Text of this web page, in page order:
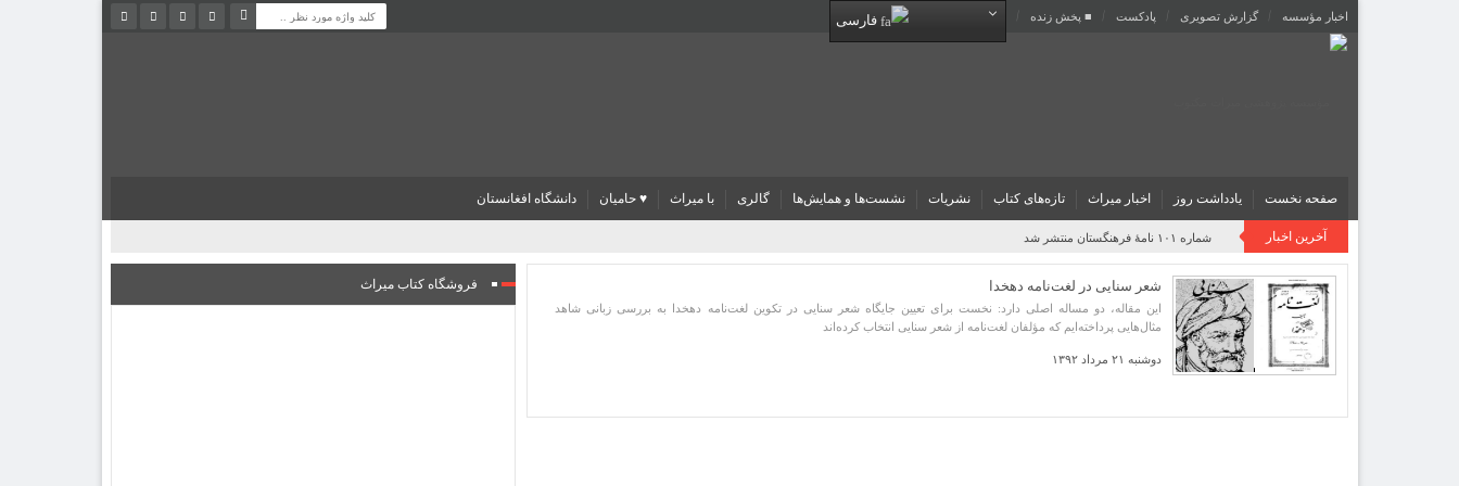
اخبار مؤسسه گزارش تصویری پادکست‌ ■ پخش زنده فارسی
صفحه نخست یادداشت روز اخبار میراث تازه‌های کتاب نشریات نشست‌ها و همایش‌ها گالری با میراث ♥ حامیان دانشگاه افغانستان
آخرین اخبار شماره ۱۰۱ نامۀ فرهنگستان منتشر شد
شعر سنایی در لغت‌نامه دهخدا
این مقاله، دو مساله اصلی دارد: نخست برای تعیین جایگاه شعر سنایی در تکوین لغت‌نامه دهخدا به بررسی زبانی شاهد
مثال‌هایی پرداخته‌ایم که مؤلفان لغت‌نامه از شعر سنایی انتخاب کرده‌اند
دوشنبه ۲۱ مرداد ۱۳۹۲
فروشگاه کتاب میراث